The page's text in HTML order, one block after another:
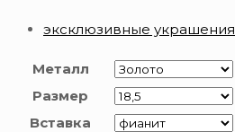
эксклюзивные украшения
Металл
Размер
Вставка